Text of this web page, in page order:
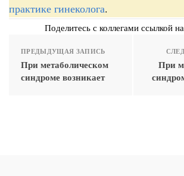
практике гинеколога.
Поделитесь с коллегами ссылкой
ПРЕДЫДУЩАЯ ЗАПИСЬ
При метаболическом
синдроме возникает
При